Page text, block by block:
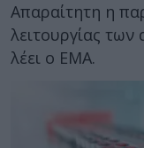
Απαραίτητη η
λειτουργίας
λέει ο ΕΜΑ.